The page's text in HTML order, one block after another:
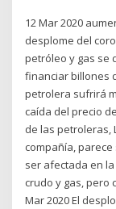
12 Mar 2020
desplome del
petróleo y gas se
financiar billones
petrolera sufrirá
caída del precio
de las petroleras,
compañía,
ser afectada en
crudo y gas, pero
Mar 2020 El